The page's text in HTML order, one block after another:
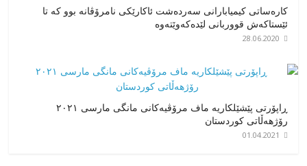
کارەساتی کیمیابارانی سەردەشت ئاکارێکی نامرۆڤانە بوو کە تا
ئێستاکەش قووربانی لێدەکەوێتەوە
28.06.2020
ڕاپۆرتی پێشێلکاریە ماف مرۆڤیەکانی مانگی مارسی ٢٠٢١
رۆژهەڵاتی کوردستان
01.04.2021